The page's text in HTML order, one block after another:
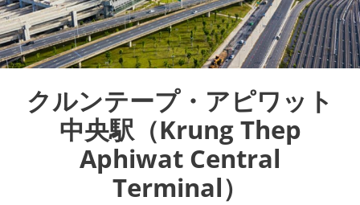
クルンテープ・アピワット
中央駅（Krung Thep
Aphiwat Central
Terminal）